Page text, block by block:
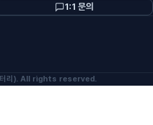
1:1 문의
터리). All rights reserved.